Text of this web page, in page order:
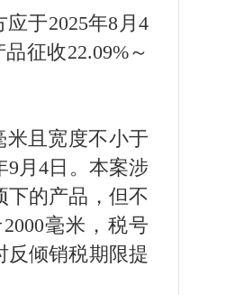
于2025年8月4
征收22.09%～
且宽度不小于
9月4日。本案涉
下的产品，但不
毫米，税号
反倾销税期限提